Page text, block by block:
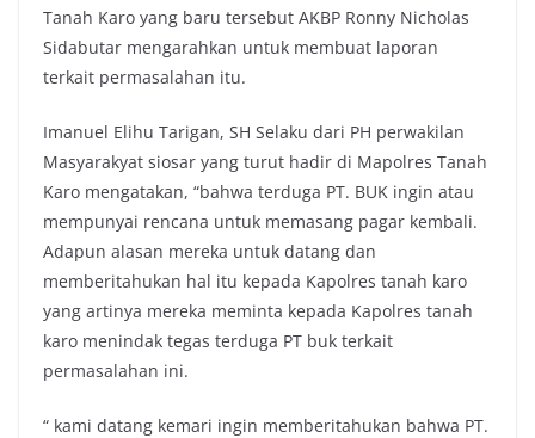
Tanah Karo yang baru tersebut AKBP Ronny Nicholas
Sidabutar mengarahkan untuk membuat laporan
terkait permasalahan itu.
Imanuel Elihu Tarigan, SH Selaku dari PH perwakilan
Masyarakyat siosar yang turut hadir di Mapolres Tanah
Karo mengatakan, “bahwa terduga PT. BUK ingin atau
mempunyai rencana untuk memasang pagar kembali.
Adapun alasan mereka untuk datang dan
memberitahukan hal itu kepada Kapolres tanah karo
yang artinya mereka meminta kepada Kapolres tanah
karo menindak tegas terduga PT buk terkait
permasalahan ini.
“ kami datang kemari ingin memberitahukan bahwa PT.